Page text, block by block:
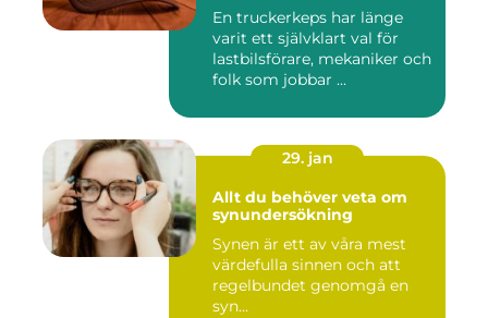
En truckerkeps har länge
varit ett självklart val för
lastbilsförare, mekaniker och
folk som jobbar ...
29. jan
Allt du behöver veta om
synundersökning
Synen är ett av våra mest
värdefulla sinnen och att
regelbundet genomgå en
syn...